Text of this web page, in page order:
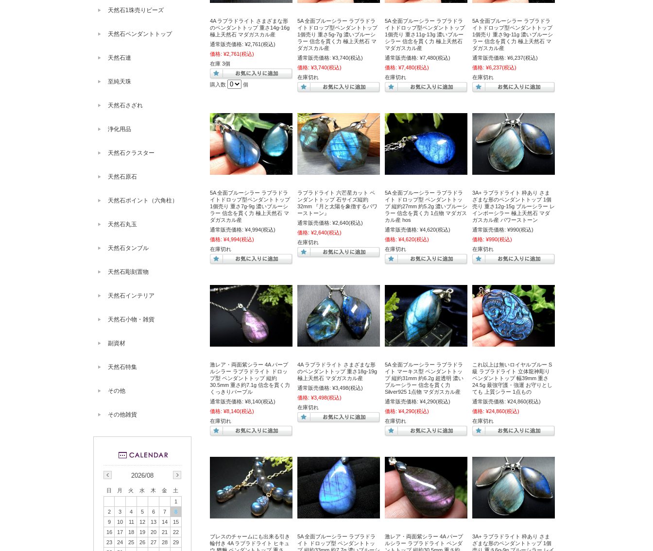
4A ラブラドライト さまざまな形
のペンダントトップ 重さ14g-16g
極上天然石 マダガスカル産
通常販売価格: ¥2,761(税込)
価格: ¥2,761(税込)
在庫 3個
購入数 個
5A 全面ブルーシラー ラブラドラ
イトドロップ型ペンダントトップ
1個売り 重さ5g-7g 濃いブルーシ
ラー 信念を貫く力 極上天然石 マ
ダガスカル産
通常販売価格: ¥3,740(税込)
価格: ¥3,740(税込)
在庫切れ
5A 全面ブルーシラー ラブラドラ
イトドロップ型ペンダントトップ
1個売り 重さ11g-13g 濃いブルー
シラー 信念を貫く力 極上天然石
マダガスカル産
通常販売価格: ¥7,480(税込)
価格: ¥7,480(税込)
在庫切れ
5A 全面ブルーシラー ラブラドラ
イトドロップ型ペンダントトップ
1個売り 重さ9g-11g 濃いブルーシ
ラー 信念を貫く力 極上天然石 マ
ダガスカル産
通常販売価格: ¥6,237(税込)
価格: ¥6,237(税込)
在庫切れ
5A 全面ブルーシラー ラブラドラ
イトドロップ型ペンダントトップ
1個売り 重さ7g-9g 濃いブルーシ
ラー 信念を貫く力 極上天然石 マ
ダガスカル産
通常販売価格: ¥4,994(税込)
価格: ¥4,994(税込)
在庫切れ
ラブラドライト 六芒星カット ペ
ンダントトップ 石サイズ縦約
32mm 『月と太陽を象徴するパワ
ーストーン』
通常販売価格: ¥2,640(税込)
価格: ¥2,640(税込)
在庫切れ
5A 全面ブルーシラー ラブラドラ
イト ドロップ型 ペンダントトッ
プ 縦約27mm 約5.2g 濃いブルーシ
ラー 信念を貫く力 1点物 マダガス
カル産 hos
通常販売価格: ¥4,620(税込)
価格: ¥4,620(税込)
在庫切れ
3A+ ラブラドライト 枠あり さま
ざまな形のペンダントトップ 1個
売り 重さ12g-15g ブルーシラー レ
インボーシラー 極上天然石 マダ
ガスカル産 パワーストーン
通常販売価格: ¥990(税込)
価格: ¥990(税込)
在庫切れ
激レア・両面紫シラー 4A パープ
ルシラー ラブラドライト ドロッ
プ型 ペンダントトップ 縦約
30.5mm 重さ約7.1g 信念を貫く力
くっきりパープル
通常販売価格: ¥8,140(税込)
価格: ¥8,140(税込)
在庫切れ
4A ラブラドライト さまざまな形
のペンダントトップ 重さ18g-19g
極上天然石 マダガスカル産
通常販売価格: ¥3,498(税込)
価格: ¥3,498(税込)
在庫切れ
5A 全面ブルーシラー ラブラドラ
イト マーキス型 ペンダントトッ
プ 縦約31mm 約6.2g 超透明 濃い
ブルーシラー 信念を貫く力
Silver925 1点物 マダガスカル産
通常販売価格: ¥4,290(税込)
価格: ¥4,290(税込)
在庫切れ
これ以上は無いロイヤルブルー S
級 ラブラドライト 立体龍神彫り
ペンダントトップ 幅39mm 重さ
24.5g 最強守護・強運 お守りとし
ても 上質シラー 1点もの
通常販売価格: ¥24,860(税込)
価格: ¥24,860(税込)
在庫切れ
ブレスのチャームにも出来る引き
輪付き 4A ラブラドライト ヒキュ
5A 全面ブルーシラー ラブラドラ
イト ドロップ型 ペンダントトッ
激レア・両面紫シラー 4A パープ
ルシラー ラブラドライト ペンダ
3A+ ラブラドライト 枠あり さま
ざまな形のペンダントトップ 1個
天然石1珠売りビーズ
天然石ペンダントトップ
天然石連
至純天珠
天然石さざれ
浄化用品
天然石クラスター
天然石原石
天然石ポイント（六角柱）
天然石丸玉
天然石タンブル
天然石彫刻置物
天然石インテリア
天然石小物・雑貨
副資材
天然石特集
その他
その他雑貨
2026/08
日 月 火 水 木 金
土
1
2
3 4 5 6 7
8
9
10 11 12 13 14
15
16
17 18 19 20 21
22
23
24 25 26 27 28
29